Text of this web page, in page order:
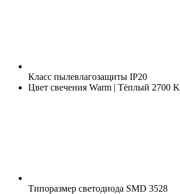
Класс пылевлагозащиты IP20
Цвет свечения Warm | Тёплый 2700 K
Типоразмер светодиода SMD 3528